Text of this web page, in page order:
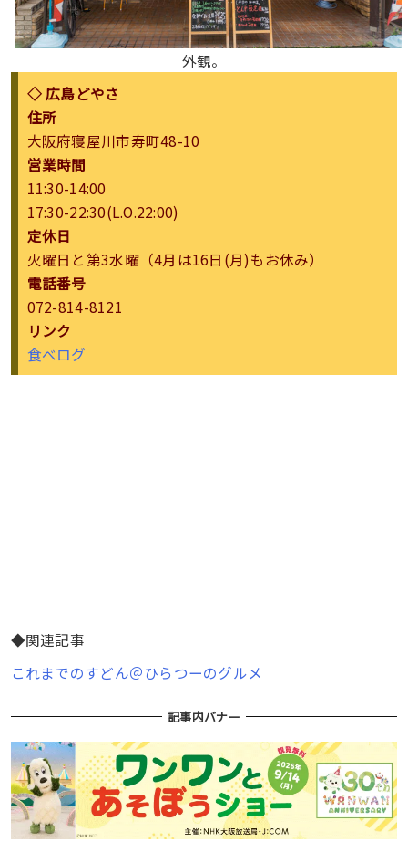
外観。
◇ 広島どやさ
住所
大阪府寝屋川市寿町48-10
営業時間
11:30-14:00
17:30-22:30(L.O.22:00)
定休日
火曜日と第3水曜（4月は16日(月)もお休み）
電話番号
072-814-8121
リンク
食べログ
◆関連記事
これまでのすどん＠ひらつーのグルメ
記事内バナー